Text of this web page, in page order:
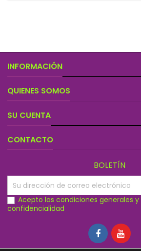
INFORMACIÓN
QUIENES SOMOS
SU CUENTA
CONTACTO
BOLETÍN
Acepto las condiciones generales
confidencialidad